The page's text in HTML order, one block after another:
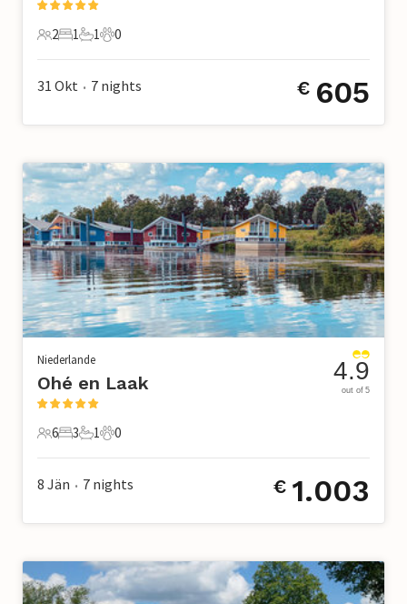
2 Gäste
2
1 Schlafzimmer
1
1 Badezimmer
1
0 Haustiere
0
31 Okt • 7 nights € 605
Niederlande
Ohé en Laak
6 Gäste
6
3 Schlafzimmer
3
1 Badezimmer
1
0 Haustiere
0
4.9
out of 5
8 Jän • 7 nights € 1.003